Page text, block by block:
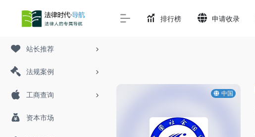
站长推荐
法规案例
工商查询
资本市场
排行榜 申请收录
中国